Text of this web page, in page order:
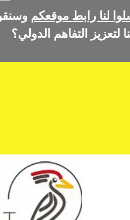
التفاهم الدولي؟
لنا رابط موقعكم